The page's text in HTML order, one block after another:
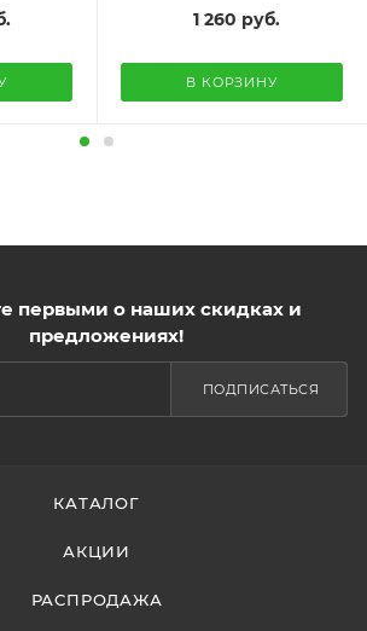
1 260 руб.
В КОРЗИНУ
первыми о наших скидках и
предложениях!
ПОДПИСАТЬСЯ
КАТАЛОГ
АКЦИИ
РАСПРОДАЖА